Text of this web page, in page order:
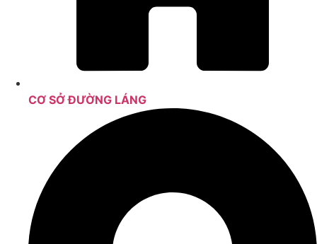
CƠ SỞ ĐƯỜNG LÁNG